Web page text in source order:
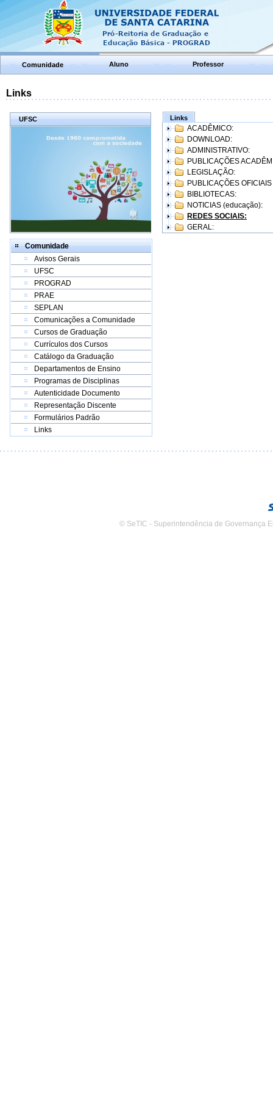
Comunidade Aluno Professor
Links
UFSC
Comunidade
Avisos Gerais
UFSC
PROGRAD
PRAE
SEPLAN
Comunicações a Comunidade
Cursos de Graduação
Currículos dos Cursos
Catálogo da Graduação
Departamentos de Ensino
Programas de Disciplinas
Autenticidade Documento
Representação Discente
Formulários Padrão
Links
Links
ACADÊMICO:
DOWNLOAD:
ADMINISTRATIVO:
PUBLICAÇÕES
LEGISLAÇÃO:
PUBLICAÇÕES
BIBLIOTECAS:
NOTICIAS (educação):
REDES SOCIAIS:
GERAL:
© SeTIC - Superintendência de Governança